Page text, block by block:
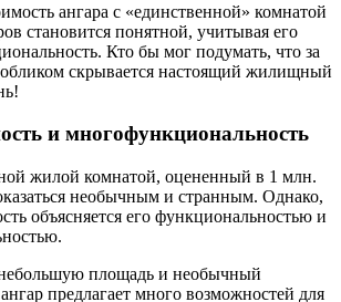
ангара с «единственной» комнатой
становится понятной, учитывая его
Кто бы мог подумать, что за
скрывается настоящий жилищный
и многофункциональность
жилой комнатой, оцененный в 1 млн.
необычным и странным. Однако,
объясняется его функциональностью и
площадь и необычный
предлагает много возможностей для